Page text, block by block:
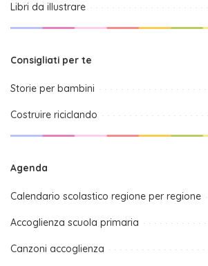
Libri da illustrare
Consigliati per te
Storie per bambini
Costruire riciclando
Agenda
Calendario scolastico regione per regione
Accoglienza scuola primaria
Canzoni accoglienza